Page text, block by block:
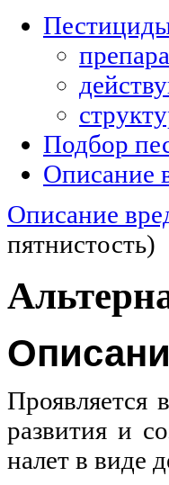
Подбор
Описание
Описание
пятнистость)
Проявляется
развития и
налет в виде